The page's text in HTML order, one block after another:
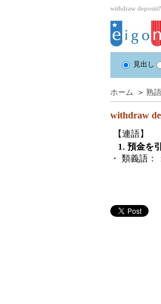
withdraw deposit
見出し
ホーム ＞ 熟
withdraw
【連語】
1. 預金を
・ 類義語：